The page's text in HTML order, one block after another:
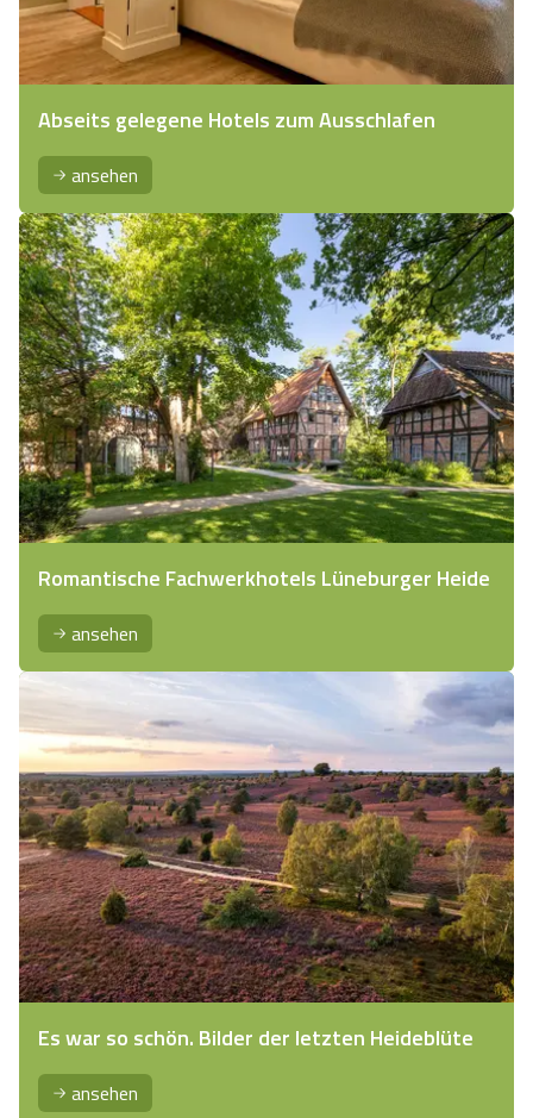
Abseits gelegene Hotels zum Ausschlafen
ansehen
Romantische Fachwerkhotels Lüneburger Heide
ansehen
Es war so schön. Bilder der letzten Heideblüte
ansehen